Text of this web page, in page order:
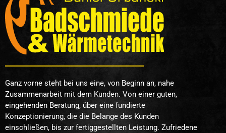
Ganz vorne steht bei uns eine, von Beginn an, nahe
Zusammenarbeit mit dem Kunden. Von einer guten,
eingehenden Beratung, über eine fundierte
Konzeptionierung, die die Belange des Kunden
einschließen, bis zur fertiggestellten Leistung. Zufriedene